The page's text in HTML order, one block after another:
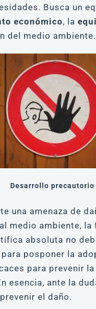
Busca un
económico, la
del medio ambiente.
Desarrollo precautorio
una amenaza de
medio ambiente, la
absoluta no
posponer la
para prevenir
esencia, ante la
el daño.